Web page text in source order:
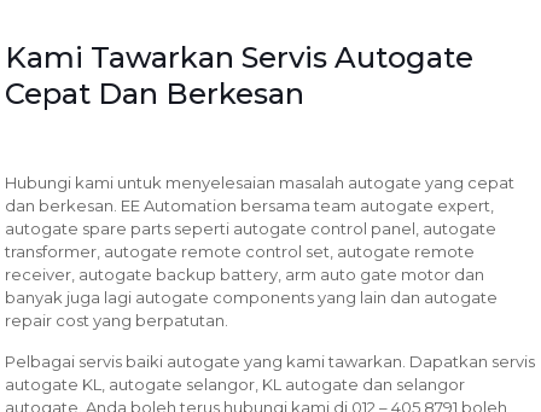
Kami Tawarkan Servis Autogate
Cepat Dan Berkesan
Hubungi kami untuk menyelesaian masalah autogate yang cepat
dan berkesan. EE Automation bersama team autogate expert,
autogate spare parts seperti autogate control panel, autogate
transformer, autogate remote control set, autogate remote
receiver, autogate backup battery, arm auto gate motor dan
banyak juga lagi autogate components yang lain dan autogate
repair cost yang berpatutan.
Pelbagai servis baiki autogate yang kami tawarkan. Dapatkan servis
autogate KL, autogate selangor, KL autogate dan selangor
autogate. Anda boleh terus hubungi kami di 012 – 405 8791 boleh